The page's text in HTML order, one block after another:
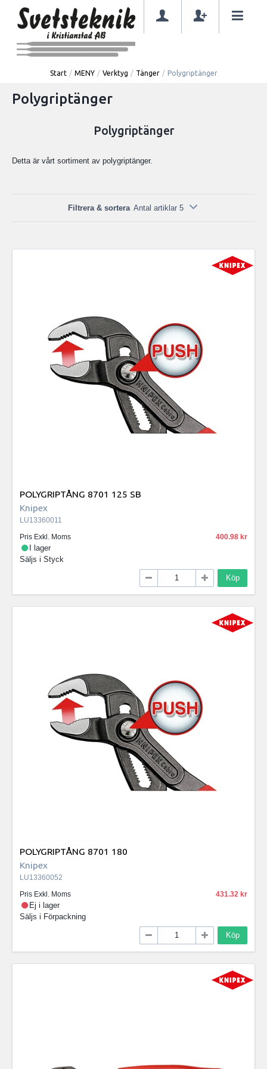
Start / MENY / Verktyg / Tänger / Polygriptänger
Polygriptänger
Polygriptänger
Detta är vårt sortiment av polygriptänger.
Filtrera & sortera Antal artiklar 5
POLYGRIPTÅNG 8701 125 SB
Knipex
LU13360011
Pris Exkl. Moms
400.98
I lager
Säljs i Styck
Köp
POLYGRIPTÅNG 8701 180
Knipex
LU13360052
Pris Exkl. Moms
431.32
Ej i lager
Säljs i Förpackning
Köp